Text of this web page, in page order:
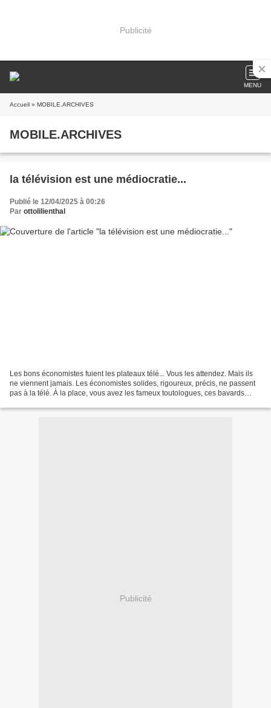
Publicité
MENU
Accueil » MOBILE.ARCHIVES
MOBILE.ARCHIVES
la télévision est une médiocratie...
Publié le 12/04/2025 à 00:26
Par ottolilienthal
Les bons économistes fuient les plateaux télé... Vous les attendez. Mais ils
ne viennent jamais. Les économistes solides, rigoureux, précis, ne passent
pas à la télé. À la place, vous avez les fameux toutologues, ces bavards
Publicité